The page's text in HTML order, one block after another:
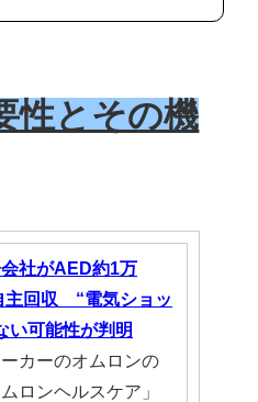
性とその機
社がAED約1万
主回収 “電気ショッ
い可能性が判明
カーのオムロンの
ロンヘルスケア」